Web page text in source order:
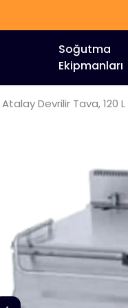
Soğutma
Ekipmanları
Atalay Devrilir Tava, 120